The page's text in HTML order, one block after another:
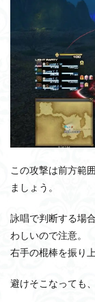
この攻撃は前方範
ましょう。
詠唱で判断する場
わしいので注意。
右手の棍棒を振り
避けそこなっても